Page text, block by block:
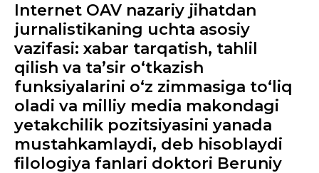
Internet OAV nazariy jihatdan
jurnalistikaning uchta asosiy
vazifasi: xabar tarqatish, tahlil
qilish va ta’sir o‘tkazish
funksiyalarini o‘z zimmasiga to‘liq
oladi va milliy media makondagi
yetakchilik pozitsiyasini yanada
mustahkamlaydi, deb hisoblaydi
filologiya fanlari doktori Beruniy